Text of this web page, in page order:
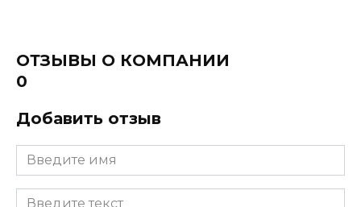
ОТЗЫВЫ О КОМПАНИИ
0
Добавить отзыв